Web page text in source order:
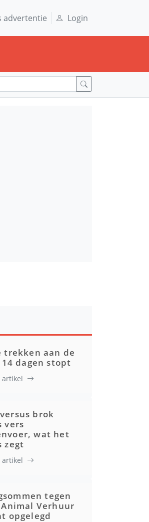
advertentie Login
trekken aan de
dagen stopt
artikel
brok
vers
wat het
zegt
artikel
tegen
Animal Verhuur
opgelegd